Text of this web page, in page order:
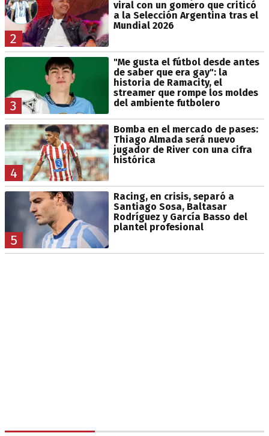
2
viral con un gomero que criticó
a la Selección Argentina tras el
Mundial 2026
3
"Me gusta el fútbol desde antes
de saber que era gay": la
historia de Ramacity, el
streamer que rompe los moldes
del ambiente futbolero
4
Bomba en el mercado de pases:
Thiago Almada será nuevo
jugador de River con una cifra
histórica
5
Racing, en crisis, separó a
Santiago Sosa, Baltasar
Rodríguez y García Basso del
plantel profesional